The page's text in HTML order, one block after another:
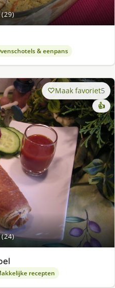
& eenpans
Maak favoriet5
👍
recepten